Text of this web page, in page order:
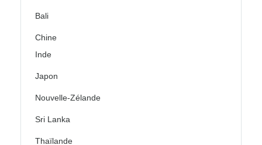
Bali
Chine
Inde
Japon
Nouvelle-Zélande
Sri Lanka
Thaïlande